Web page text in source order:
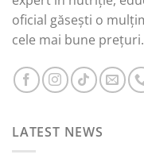
oficial găsești o
cele mai bune prețuri.
LATEST NEWS